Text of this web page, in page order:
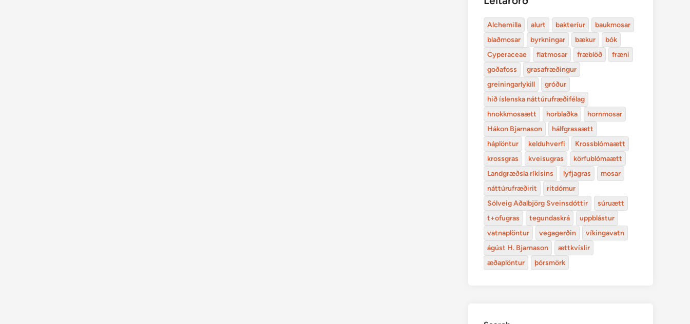
Alchemilla alurt bakteríur
baukmosar
blaðmosar
byrkningar bækur
bók
Cyperaceae
flatmosar fræblöð
fræni
goðafoss
grasafræðingur
greiningarlykill
gróður
hið íslenska náttúrufræðifélag
hnokkmosaætt
horblaðka
hornmosar
Hákon Bjarnason
hálfgrasaætt
háplöntur
kelduhverfi
Krossblómaætt
krossgras
kveisugras
körfublómaætt
Landgræðsla ríkisins
lyfjagras
mosar
náttúrufræðirit
ritdómur
Sólveig Aðalbjörg Sveinsdóttir
súruætt
t+ofugras
tegundaskrá
uppblástur
vatnaplöntur
vegagerðin
víkingavatn
ágúst H. Bjarnason
ættkvíslir
æðaplöntur
þórsmörk